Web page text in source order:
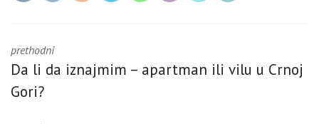
prethodni
Da li da iznajmim – apartman ili vilu u Crnoj
Gori?